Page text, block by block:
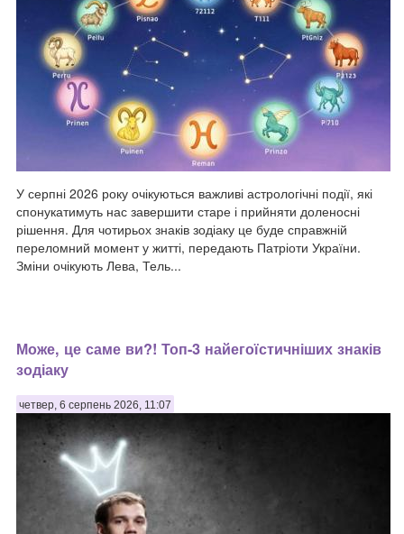
У серпні 2026 року очікуються важливі астрологічні події, які
спонукатимуть нас завершити старе і прийняти доленосні
рішення. Для чотирьох знаків зодіаку це буде справжній
переломний момент у житті, передають Патріоти України.
Зміни очікують Лева, Тель...
Може, це саме ви?! Топ-3 найегоїстичніших знаків
зодіаку
четвер, 6 серпень 2026, 11:07